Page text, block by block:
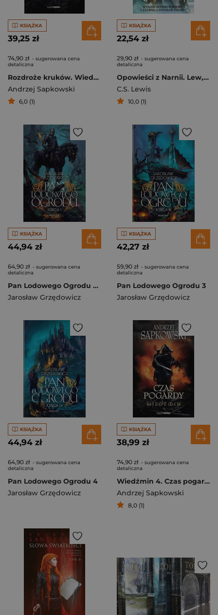
KSIĄŻKA
39,25 zł
74,90 zł - sugerowana cena
detaliczna
Rozdroże kruków. Wiedźmin
Andrzej Sapkowski
6,0 (1)
KSIĄŻKA
22,54 zł
29,90 zł - sugerowana cena
detaliczna
Opowieści z Narnii. Lew, Czarownica i stara szafa
C.S. Lewis
10,0 (1)
KSIĄŻKA
44,94 zł
64,90 zł - sugerowana cena
detaliczna
Pan Lodowego Ogrodu Księga 1
Jarosław Grzędowicz
KSIĄŻKA
42,27 zł
59,90 zł - sugerowana cena
detaliczna
Pan Lodowego Ogrodu 3
Jarosław Grzędowicz
KSIĄŻKA
44,94 zł
64,90 zł - sugerowana cena
detaliczna
Pan Lodowego Ogrodu 4
Jarosław Grzędowicz
KSIĄŻKA
38,99 zł
74,90 zł - sugerowana cena
detaliczna
Wiedźmin 4. Czas pogardy
Andrzej Sapkowski
8,0 (1)